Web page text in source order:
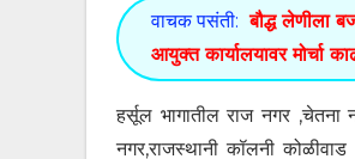
वाचक पसंती: बौद्ध लेणीला
आयुक्त कार्यालयावर मोर्चा
हर्सूल भागातील राज नगर ,चेतना
नगर,राजस्थानी कॉलनी कोळीवाड